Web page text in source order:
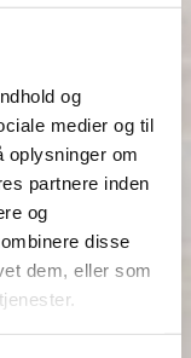
og
medier og til
oplysninger om
partnere inden
og
disse
dem, eller som